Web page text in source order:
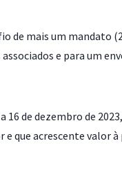
de mais um mandato
e para um
de dezembro de
que acrescente valor